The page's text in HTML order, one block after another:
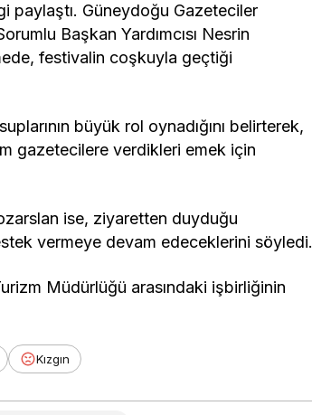
paylaştı. Güneydoğu Gazeteciler
Başkan Yardımcısı Nesrin
festivalin coşkuyla geçtiği
büyük rol oynadığını belirterek,
gazetecilere verdikleri emek için
ise, ziyaretten duyduğu
vermeye devam edeceklerini söyledi.
Müdürlüğü arasındaki işbirliğinin
Kızgın